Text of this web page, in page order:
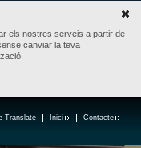
els nostres serveis a partir de
canviar la teva
Contacte
Inici
Translate